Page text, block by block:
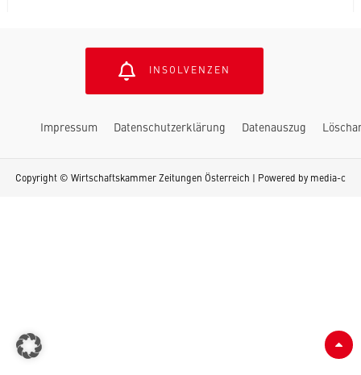
INSOLVENZEN
Impressum Datenschutzerklärung Datenauszug
Copyright © Wirtschaftskammer Zeitungen Österreich | Powered by media-c